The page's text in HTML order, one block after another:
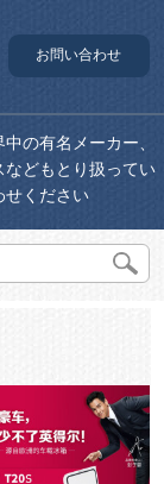
お問い合わせ
の有名メーカー、
どもとり扱ってい
せください